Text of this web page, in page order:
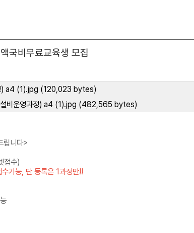
국비무료교육생 모집
) a4 (1).jpg (120,023 bytes)
비운영과정) a4 (1).jpg (482,565 bytes)
립니다>
접수)
가능, 단 등록은 1과정만!!